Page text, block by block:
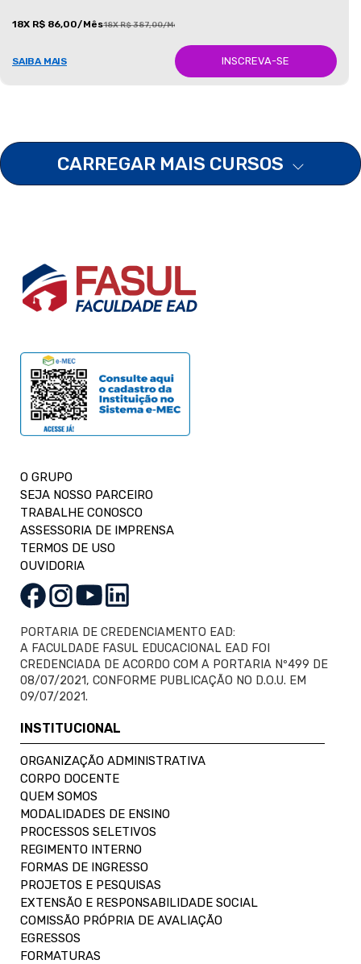
18X R$ 86,00/Mês18X R$ 387,00/Mês
SAIBA MAIS INSCREVA-SE
CARREGAR MAIS CURSOS
O GRUPO
SEJA NOSSO PARCEIRO
TRABALHE CONOSCO
ASSESSORIA DE IMPRENSA
TERMOS DE USO
OUVIDORIA
PORTARIA DE CREDENCIAMENTO EAD:
A FACULDADE FASUL EDUCACIONAL EAD FOI
CREDENCIADA DE ACORDO COM A PORTARIA Nº499 DE
08/07/2021, CONFORME PUBLICAÇÃO NO D.O.U. EM
09/07/2021.
INSTITUCIONAL
ORGANIZAÇÃO ADMINISTRATIVA
CORPO DOCENTE
QUEM SOMOS
MODALIDADES DE ENSINO
PROCESSOS SELETIVOS
REGIMENTO INTERNO
FORMAS DE INGRESSO
PROJETOS E PESQUISAS
EXTENSÃO E RESPONSABILIDADE SOCIAL
COMISSÃO PRÓPRIA DE AVALIAÇÃO
EGRESSOS
FORMATURAS